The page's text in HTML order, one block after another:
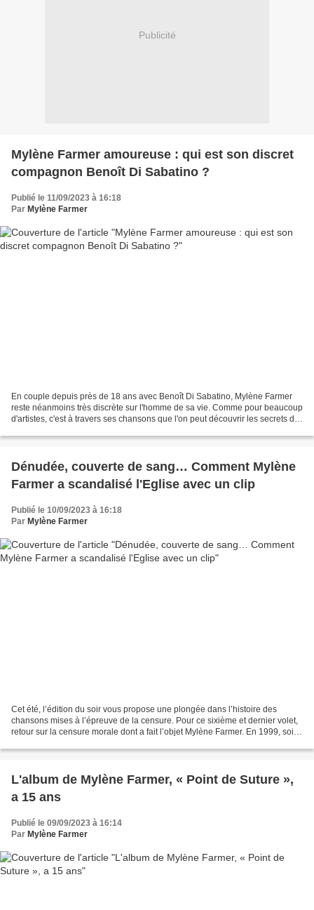
Publicité
Mylène Farmer amoureuse : qui est son discret
compagnon Benoît Di Sabatino ?
Publié le 11/09/2023 à 16:18
Par Mylène Farmer
En couple depuis près de 18 ans avec Benoît Di Sabatino, Mylène Farmer
reste néanmoins très discrète sur l'homme de sa vie. Comme pour beaucoup
d'artistes, c'est à travers ses chansons que l'on peut découvrir les secrets de
Dénudée, couverte de sang… Comment Mylène
Farmer a scandalisé l'Eglise avec un clip
Publié le 10/09/2023 à 16:18
Par Mylène Farmer
Cet été, l’édition du soir vous propose une plongée dans l’histoire des
chansons mises à l’épreuve de la censure. Pour ce sixième et dernier volet,
retour sur la censure morale dont a fait l’objet Mylène Farmer. En 1999, soit
L'album de Mylène Farmer, « Point de Suture »,
a 15 ans
Publié le 09/09/2023 à 16:14
Par Mylène Farmer